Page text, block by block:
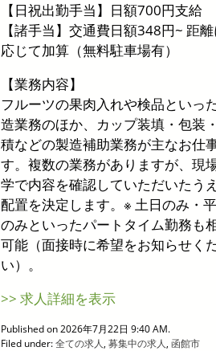
【日祝出勤手当】日額700円支給
【諸手当】交通費日額348円~ 距
応じて加算（無料駐車場有）
【業務内容】
フルーツの果肉入れや検品といっ
造業務のほか、カップ装填・包装
積などの製造補助業務が主なお仕
す。複数の業務がありますが、現
学で内容を確認していただいたう
配置を決定します。※ 土日のみ・
のみといったパートタイム勤務も
可能（面接時に希望をお知らせく
い）。
>> 求人詳細を表示
Published on 2026年7月22日 9:40 AM.
Filed under:全ての求人, 募集中の求人, 函館市